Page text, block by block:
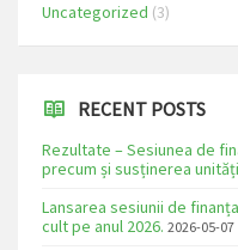
Uncategorized (3)
RECENT POSTS
Rezultate – Sesiunea de
precum și susținerea
Lansarea sesiunii de
cult pe anul 2026. 2026-05-07